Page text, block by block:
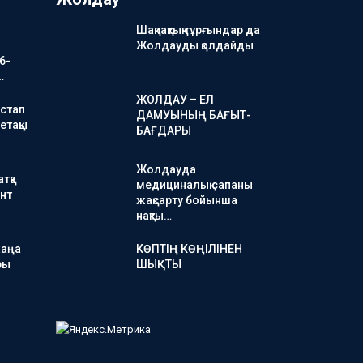
Шақпақтық тұрғындар да
Жолдауды қолдайды
ЖОЛДАУ – ЕЛ
ДАМУЫНЫҢ БАҒЫТ-
БАҒДАРЫ
Жолдауда
медициналық сапаны
жақсарту бойынша
нақты…
КӨПТІҢ КӨҢІЛІНЕН
ШЫҚТЫ